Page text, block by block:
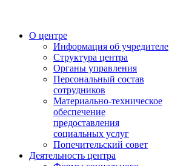
О центре
Информация об учредителе
Структура центра
Органы управления
Персональный состав
сотрудников
Материально-техническое
обеспечение
предоставления
социальных услуг
Попечительский совет
Деятельность центра